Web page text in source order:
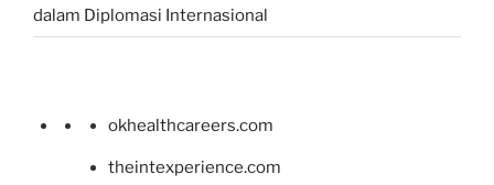
dalam Diplomasi Internasional
okhealthcareers.com
theintexperience.com